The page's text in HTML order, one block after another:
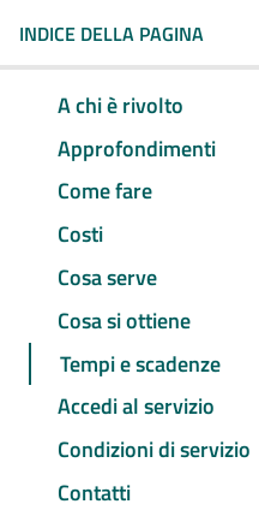
INDICE DELLA PAGINA
A chi è rivolto
Approfondimenti
Come fare
Costi
Cosa serve
Cosa si ottiene
Tempi e scadenze
Accedi al servizio
Condizioni di servizio
Contatti